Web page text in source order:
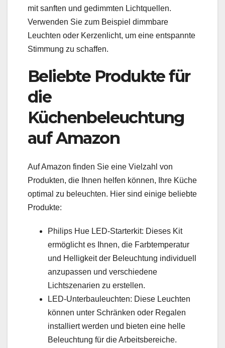
mit sanften und gedimmten Lichtquellen.
Verwenden Sie zum Beispiel dimmbare
Leuchten oder Kerzenlicht, um eine entspannte
Stimmung zu schaffen.
Beliebte Produkte für
die
Küchenbeleuchtung
auf Amazon
Auf Amazon finden Sie eine Vielzahl von
Produkten, die Ihnen helfen können, Ihre Küche
optimal zu beleuchten. Hier sind einige beliebte
Produkte:
Philips Hue LED-Starterkit: Dieses Kit
ermöglicht es Ihnen, die Farbtemperatur
und Helligkeit der Beleuchtung individuell
anzupassen und verschiedene
Lichtszenarien zu erstellen.
LED-Unterbauleuchten: Diese Leuchten
können unter Schränken oder Regalen
installiert werden und bieten eine helle
Beleuchtung für die Arbeitsbereiche.